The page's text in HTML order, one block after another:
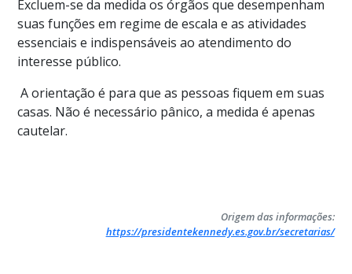
Excluem-se da medida os órgãos que desempenham
suas funções em regime de escala e as atividades
essenciais e indispensáveis ao atendimento do
interesse público.
A orientação é para que as pessoas fiquem em suas
casas. Não é necessário pânico, a medida é apenas
cautelar.
Origem das informações:
https://presidentekennedy.es.gov.br/secretarias/